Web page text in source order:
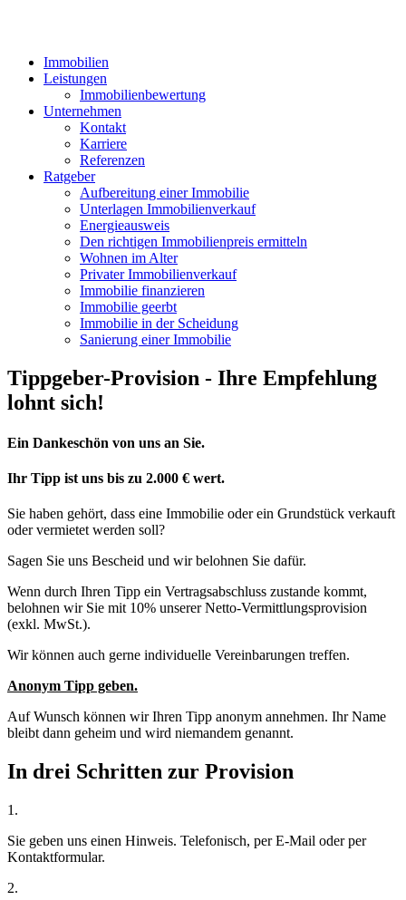
Immobilien
Leistungen
Immobilienbewertung
Unternehmen
Kontakt
Karriere
Referenzen
Ratgeber
Aufbereitung einer Immobilie
Unterlagen Immobilienverkauf
Energieausweis
Den richtigen Immobilienpreis ermitteln
Wohnen im Alter
Privater Immobilienverkauf
Immobilie finanzieren
Immobilie geerbt
Immobilie in der Scheidung
Sanierung einer Immobilie
Tippgeber-Provision - Ihre Empfehlung
lohnt sich!
Ein Dankeschön von uns an Sie.
Ihr Tipp ist uns bis zu 2.000 € wert.
Sie haben gehört, dass eine Immobilie oder ein Grundstück verkauft
oder vermietet werden soll?
Sagen Sie uns Bescheid und wir belohnen Sie dafür.
Wenn durch Ihren Tipp ein Vertragsabschluss zustande kommt,
belohnen wir Sie mit 10% unserer Netto-Vermittlungsprovision
(exkl. MwSt.).
Wir können auch gerne individuelle Vereinbarungen treffen.
Anonym Tipp geben.
Auf Wunsch können wir Ihren Tipp anonym annehmen. Ihr Name
bleibt dann geheim und wird niemandem genannt.
In drei Schritten zur Provision
1.
Sie geben uns einen Hinweis. Telefonisch, per E-Mail oder per
Kontaktformular.
2.